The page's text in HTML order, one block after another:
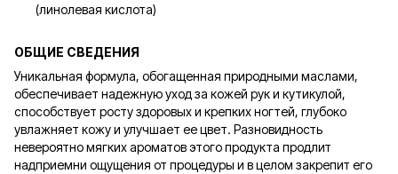
(линолевая кислота)
ОБЩИЕ СВЕДЕНИЯ
Уникальная формула, обогащенная природными маслами,
обеспечивает надежную уход за кожей рук и кутикулой,
способствует росту здоровых и крепких ногтей, глубоко
увлажняет кожу и улучшает ее цвет. Разновидность
невероятно мягких ароматов этого продукта продлит
надприемни ощущения от процедуры и в целом закрепит его